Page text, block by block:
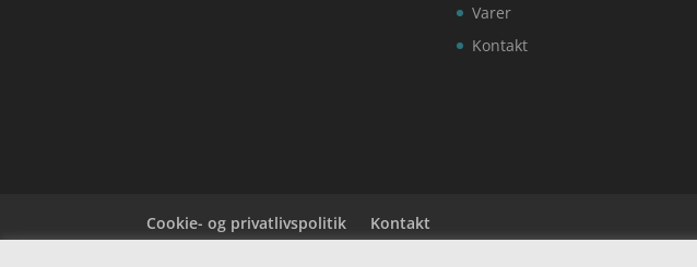
Varer
Kontakt
Cookie- og privatlivspolitik Kontakt